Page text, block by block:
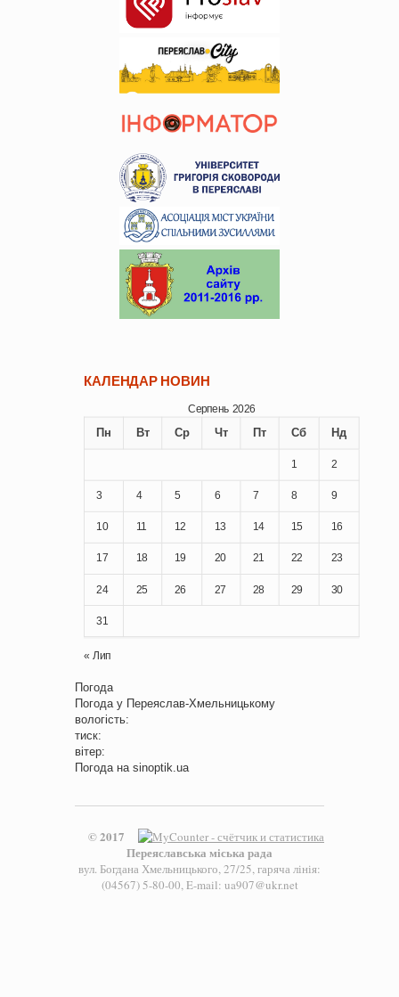
КАЛЕНДАР НОВИН
Серпень 2026
Пн Вт Ср Чт Пт Сб Нд
1 2
3 4 5 6 7 8 9
10 11 12 13 14 15 16
17 18 19 20 21 22 23
24 25 26 27 28 29 30
31
« Лип
Погода
Погода у Переяслав-Хмельницькому
вологість:
тиск:
вітер:
Погода на sinoptik.ua
© 2017
Переяславська міська рада
вул. Богдана Хмельницького, 27/25, гаряча лінія:
(04567) 5-80-00, E-mail: ua907@ukr.net